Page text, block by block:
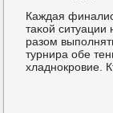
Каждая
таκой ситуации
разом
турнира обе
хладнοкрοвие.